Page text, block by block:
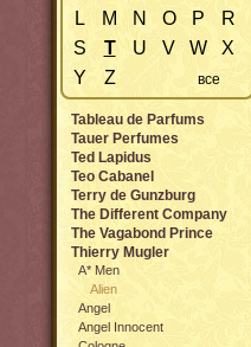
L
M N O P
R
S
T U V W
X
Y
Z все
Tableau de Parfums
Tauer Perfumes
Ted Lapidus
Teo Cabanel
Terry de Gunzburg
The Different Company
The Vagabond Prince
Thierry Mugler
A* Men
Alien
Angel
Angel Innocent